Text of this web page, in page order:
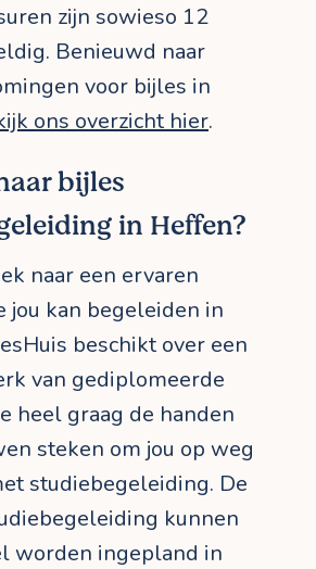
zijn sowieso 12
Benieuwd naar
voor bijles in
ons overzicht hier.
bijles
in Heffen?
naar een ervaren
jou kan begeleiden in
beschikt over een
van gediplomeerde
heel graag de handen
steken om jou op weg
studiebegeleiding. De
kunnen
worden ingepland in